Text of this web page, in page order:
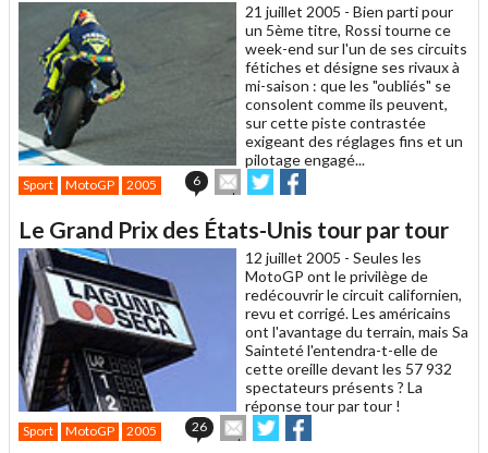
21 juillet 2005 - Bien parti pour
un 5ème titre, Rossi tourne ce
week-end sur l'un de ses circuits
fétiches et désigne ses rivaux à
mi-saison : que les "oubliés" se
consolent comme ils peuvent,
sur cette piste contrastée
exigeant des réglages fins et un
pilotage engagé...
Sport MotoGP 2005 6
Envoyer
cet
article
à
un
Partager
sur sur
Le Grand Prix des États-Unis tour par tour
12 juillet 2005 - Seules les
MotoGP ont le privilège de
redécouvrir le circuit californien,
revu et corrigé. Les américains
ont l'avantage du terrain, mais Sa
Sainteté l'entendra-t-elle de
cette oreille devant les 57 932
spectateurs présents ? La
réponse tour par tour !
Sport MotoGP 2005 26
Envoyer
cet
Partager
sur sur